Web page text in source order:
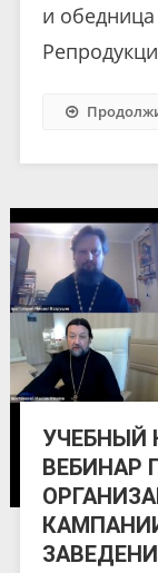
и
УЧЕБНЫЙ
ВЕБИНАР